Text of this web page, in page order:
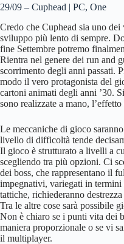
29/09 – Cuphead | PC, One
Credo che Cuphead sia uno
sviluppo più lento di sempre.
fine Settembre potremo
Rientra nel genere dei run and
scorrimento degli anni passati.
modo il vero protagonista del
cartoni animati degli anni ’30.
sono realizzate a mano,
Le meccaniche di gioco
livello di difficoltà tende
Il gioco è strutturato a livelli a
scegliendo tra più opzioni. Ci
dei boss, che rappresentano il
impegnativi, variegati in
tattiche, richiederanno
Tra le altre cose sarà possibile
Non è chiaro se i punti vita dei
maniera proporzionale o se vi
il multiplayer.